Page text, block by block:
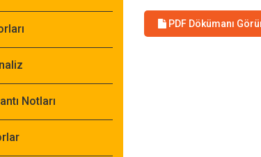
Notları
PDF Dökümanı